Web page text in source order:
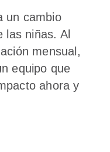
un cambio
las niñas. Al
mensual,
equipo que
ahora y